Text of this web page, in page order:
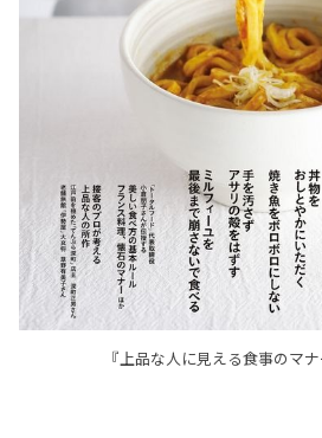
『上品な人に見える食事のマナ